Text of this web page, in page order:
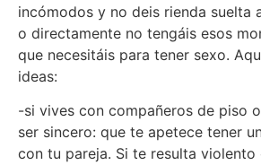
incómodos y no deis rienda suelta
o directamente no tengáis esos
que necesitáis para tener sexo.
ideas:
-si vives con compañeros de piso
ser sincero: que te apetece tener
con tu pareja. Si te resulta violento